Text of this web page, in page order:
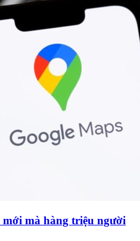
mới mà hàng triệu người